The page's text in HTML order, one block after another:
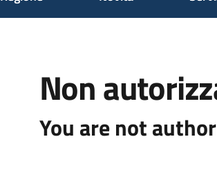
Non
You are not